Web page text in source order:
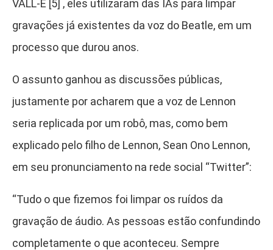
VALL-E [5] , eles utilizaram das IAs para limpar
gravações já existentes da voz do Beatle, em um
processo que durou anos.
O assunto ganhou as discussões públicas,
justamente por acharem que a voz de Lennon
seria replicada por um robô, mas, como bem
explicado pelo filho de Lennon, Sean Ono Lennon,
em seu pronunciamento na rede social “Twitter”:
“Tudo o que fizemos foi limpar os ruídos da
gravação de áudio. As pessoas estão confundindo
completamente o que aconteceu. Sempre